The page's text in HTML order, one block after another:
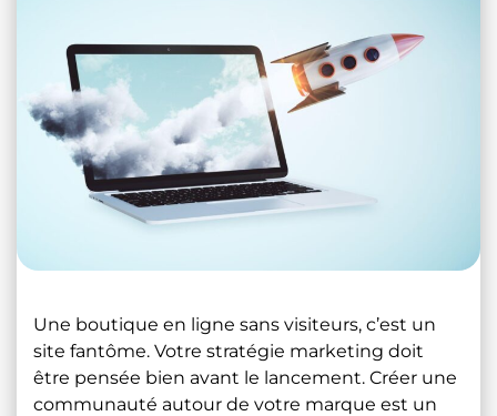
Une boutique en ligne sans visiteurs, c’est un
site fantôme. Votre stratégie marketing doit
être pensée bien avant le lancement. Créer une
communauté autour de votre marque est un